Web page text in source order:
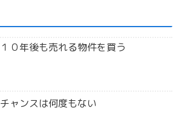
１０年後も売れる物件を買う
チャンスは何度もない